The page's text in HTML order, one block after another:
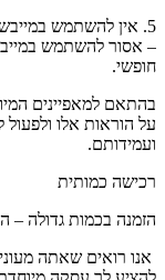
5. אין להשתמש במייבש כביסה:
– אסור להשתמש
חופשי.
בהתאם למאפיינים
על הוראות אלו
ועמידותם.
רכישה כמותית
הזמנה בכמות גדולה –
אנו רואים שאתה